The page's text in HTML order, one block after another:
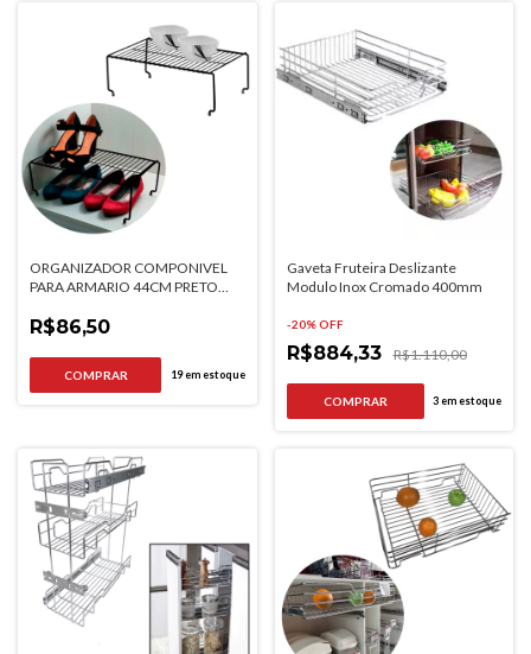
ORGANIZADOR COMPONIVEL
PARA ARMARIO 44CM PRETO
R$86,50
19em estoque
Gaveta Fruteira Deslizante
Modulo Inox Cromado 400mm
-20% OFF
R$884,33 R$1.110,00
3em estoque